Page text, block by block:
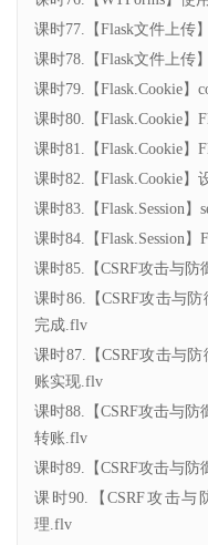
课时77.【Flask文件上传
课时78.【Flask文件上传
课时79.【Flask.Cookie】
课时80.【Flask.Cookie】
课时81.【Flask.Cookie】
课时82.【Flask.Cookie
课时83.【Flask.Session
课时84.【Flask.Session】
课时85.【CSRF攻击与防
课时86.【CSRF攻击与
完成.flv
课时87.【CSRF攻击与
账实现.flv
课时88.【CSRF攻击与
转账.flv
课时89.【CSRF攻击与防
课时90.【CSRF攻击与
理.flv